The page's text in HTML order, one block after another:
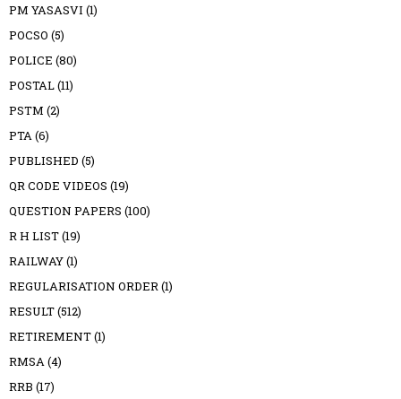
PM YASASVI (1)
POCSO (5)
POLICE (80)
POSTAL(11)
PSTM (2)
PTA(6)
PUBLISHED (5)
QR CODE VIDEOS (19)
QUESTION PAPERS (100)
R H LIST(19)
RAILWAY(1)
REGULARISATION ORDER(1)
RESULT(512)
RETIREMENT(1)
RMSA(4)
RRB (17)